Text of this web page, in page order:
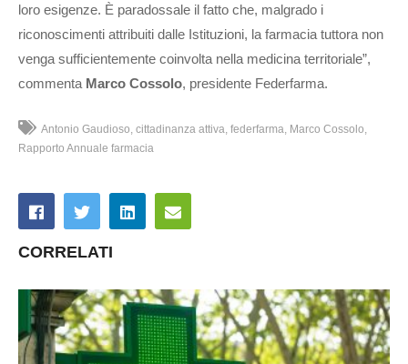
loro esigenze. È paradossale il fatto che, malgrado i
riconoscimenti attribuiti dalle Istituzioni, la farmacia tuttora non
venga sufficientemente coinvolta nella medicina territoriale”,
commenta Marco Cossolo, presidente Federfarma.
Antonio Gaudioso cittadinanza attiva federfarma Marco Cossolo
Rapporto Annuale farmacia
CORRELATI